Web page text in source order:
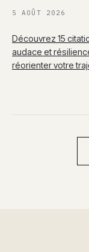
5 AOÛT 2026
Découvrez 15
audace et
réorienter votre